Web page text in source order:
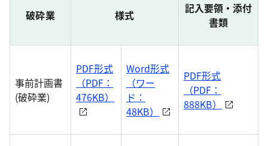
破砕業 様式
記入要領・添付
書類
事前計画書
(破砕業)
PDF形式
（PDF：
476KB）
Word形式
（ワー
ド：
48KB）
PDF形式
（PDF：
888KB）